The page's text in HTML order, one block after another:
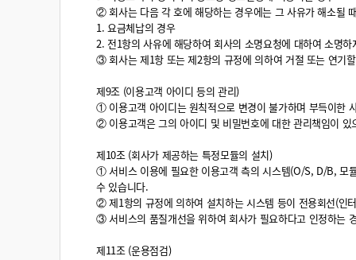
② 회사는 다음 각 호에 해당하는 경우에는 그 사유가 해소될
1. 요금체납의 경우
2. 전1항의 사유에 해당하여 회사의 소명요청에 대하여 소명
③ 회사는 제1항 또는 제2항의 규정에 의하여 거절 또는 연기
제9조 (이용고객 아이디 등의 관리)
① 이용고객 아이디는 원칙적으로 변경이 불가하며 부득이한
② 이용고객은 그의 아이디 및 비밀번호에 대한 관리책임이
제10조 (회사가 제공하는 특정모듈의 설치)
① 서비스 이용에 필요한 이용고객 측의 시스템(O/S, D/B, 모
수 있습니다.
② 제1항의 규정에 의하여 설치하는 시스템 등이 전용회선(인
③ 서비스의 품질개선을 위하여 회사가 필요하다고 인정하는
제11조 (운용점검)